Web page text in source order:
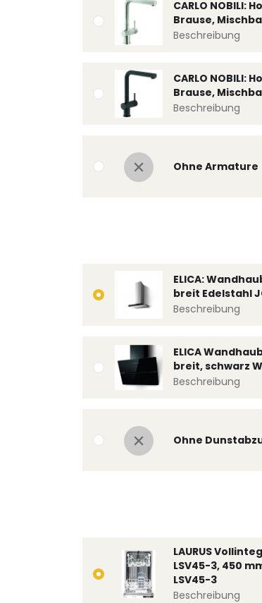
CARLO
Brause,
Beschreibung
CARLO
Brause,
Beschreibung
Ohne Armature
ELICA:
breit Edelstahl
Beschreibung
ELICA
breit, schwarz
Beschreibung
Ohne
LAURUS
LSV45-3, 450
LSV45-3
Beschreibung